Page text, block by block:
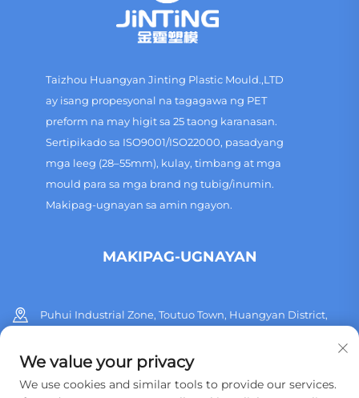
Taizhou Huangyan Jinting Plastic Mould.,LTD
ay isang propesyonal na tagagawa ng PET
preform na may higit sa 25 taong karanasan.
Sertipikado sa ISO9001/ISO22000, pasadyang
mga leeg (28–55mm), kulay, timbang at mga
mould para sa mga brand ng tubig/inumin.
Makipag-ugnayan sa amin ngayon.
MAKIPAG-UGNAYAN
Puhui Industrial Zone, Toutuo Town, Huangyan District,
+86 13515760932
We value your privacy
We use cookies and similar tools to provide our services.